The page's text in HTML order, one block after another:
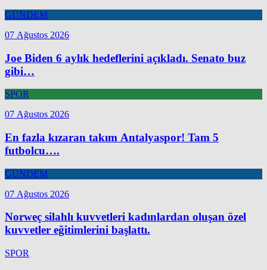
GÜNDEM
07 Ağustos 2026
Joe Biden 6 aylık hedeflerini açıkladı. Senato buz
gibi…
SPOR
07 Ağustos 2026
En fazla kızaran takım Antalyaspor! Tam 5
futbolcu….
GÜNDEM
07 Ağustos 2026
Norweç silahlı kuvvetleri kadınlardan oluşan özel
kuvvetler eğitimlerini başlattı.
SPOR